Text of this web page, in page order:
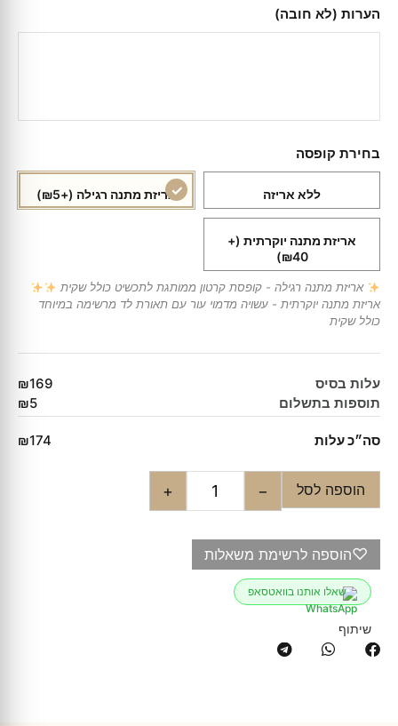
הערות (לא חובה)
בחירת קופסה
ללא אריזה אריזת מתנה רגילה (+₪5)
אריזת מתנה יוקרתית (+
₪40)
אריזת מתנה רגילה - קופסת קרטון ממותגת לתכשיט כולל שקית
אריזת מתנה יוקרתית - עשויה מדמוי עור עם תאורת לד מרשימה במיוחד
כולל שקית
עלות בסיס
₪169
תוספות בתשלום
₪5
סה״כ עלות ₪174
−
+ הוספה לסל
♡הוספה לרשימת משאלות
שאלו אותנו בוואטסאפ
שיתוף